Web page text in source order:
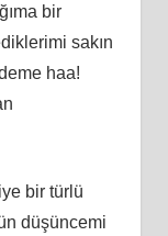
bir
sakın
haa!
bir türlü
düşüncemi